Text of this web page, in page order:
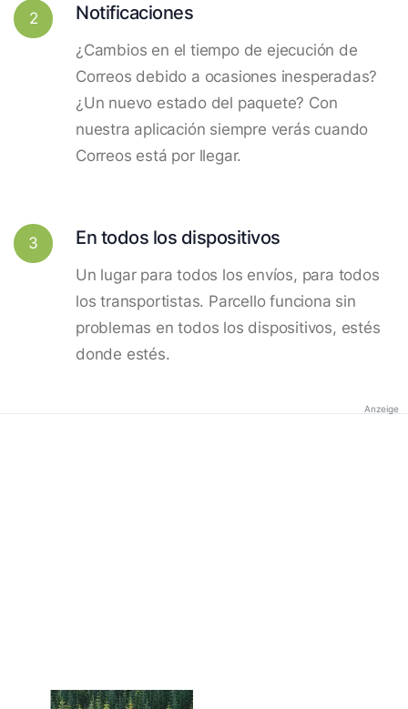
2 Notificaciones
¿Cambios en el tiempo de ejecución de
Correos debido a ocasiones inesperadas?
¿Un nuevo estado del paquete? Con
nuestra aplicación siempre verás cuando
Correos está por llegar.
3 En todos los dispositivos
Un lugar para todos los envíos, para todos
los transportistas. Parcello funciona sin
problemas en todos los dispositivos, estés
donde estés.
Anzeige